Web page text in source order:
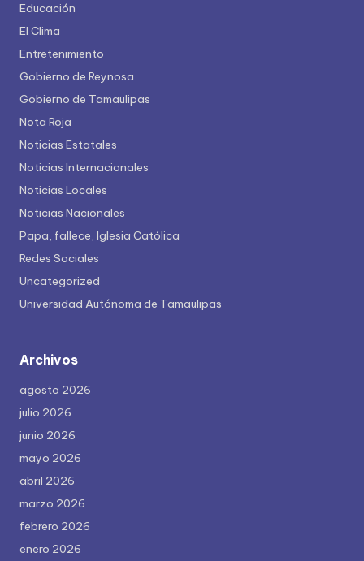
Educación
El Clima
Entretenimiento
Gobierno de Reynosa
Gobierno de Tamaulipas
Nota Roja
Noticias Estatales
Noticias Internacionales
Noticias Locales
Noticias Nacionales
Papa, fallece, Iglesia Católica
Redes Sociales
Uncategorized
Universidad Autónoma de Tamaulipas
Archivos
agosto 2026
julio 2026
junio 2026
mayo 2026
abril 2026
marzo 2026
febrero 2026
enero 2026